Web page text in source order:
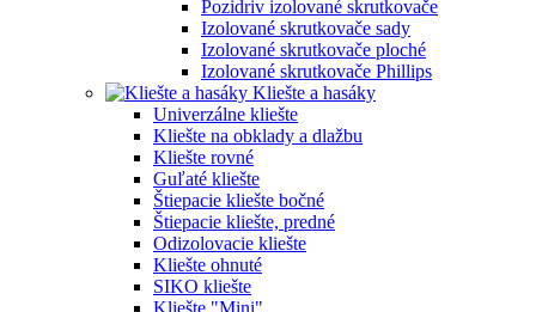
Pozidriv izolované skrutkovače
Izolované skrutkovače sady
Izolované skrutkovače ploché
Izolované skrutkovače Phillips
Kliešte a hasáky
Univerzálne kliešte
Kliešte na obklady a dlažbu
Kliešte rovné
Guľaté kliešte
Štiepacie kliešte bočné
Štiepacie kliešte, predné
Odizolovacie kliešte
Kliešte ohnuté
SIKO kliešte
Kliešte "Mini"